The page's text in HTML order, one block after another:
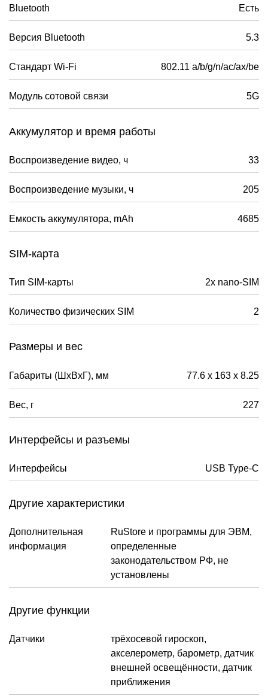
Bluetooth Есть
Версия Bluetooth 5.3
Стандарт Wi-Fi 802.11 a/b/g/n/ac/ax/be
Модуль сотовой связи 5G
Аккумулятор и время работы
Воспроизведение видео, ч 33
Воспроизведение музыки, ч 205
Емкость аккумулятора, mAh 4685
SIM-карта
Тип SIM-карты 2x nano-SIM
Количество физических SIM 2
Размеры и вес
Габариты (ШxВxГ), мм 77.6 x 163 x 8.25
Вес, г 227
Интерфейсы и разъемы
Интерфейсы USB Type-C
Другие характеристики
Дополнительная
информация
RuStore и программы для ЭВМ,
определенные
законодательством РФ, не
установлены
Другие функции
Датчики
трёхосевой гироскоп,
акселерометр, барометр, датчик
внешней освещённости, датчик
приближения